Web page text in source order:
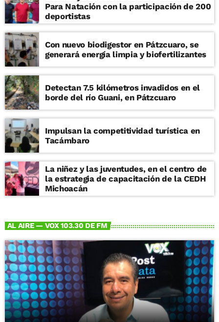
Para Natación con la participación de 200
deportistas
Con nuevo biodigestor en Pátzcuaro, se
generará energía limpia y biofertilizantes
Detectan 7.5 kilómetros invadidos en el
borde del río Guani, en Pátzcuaro
Impulsan la competitividad turística en
Tacámbaro
La niñez y las juventudes, en el centro de
la estrategia de capacitación de la CEDH
Michoacán
AL AIRE — VOX 103.30 DE FM